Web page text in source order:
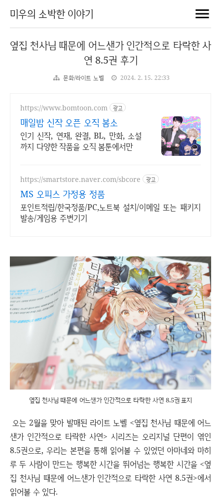
미우의 소박한 이야기
옆집 천사님 때문에 어느샌가 인간적으로 타락한 사
연 8.5권 후기
문화/라이트 노벨 2024. 2. 15. 22:33
https://www.bomtoon.com 광고
매일밤 신작 오픈 오직 봄소
인기 신작, 연재, 완결, BL, 만화, 소설
까지 다양한 작품을 오직 봄툰에서만
https://smartstore.naver.com/sbcore 광고
MS 오피스 가정용 정품
포인트적립/한국정품/PC,노트북 설치/이메일 또는 패키지
발송/게임용 주변기기
옆집 천사님 때문에 어느샌가 인간적으로 타락한 사연 8.5권 표지
오는 2월을 맞아 발매된 라이트 노벨 <옆집 천사님 때문에 어느
샌가 인간적으로 타락한 사연> 시리즈는 오리지널 단편이 엮인
8.5권으로, 우리는 본편을 통해 읽어볼 수 있었던 아마네와 마히
루 두 사람이 만드는 행복한 시간을 뛰어넘는 행복한 시간을 <옆
집 천사님 때문에 어느샌가 인간적으로 타락한 사연 8.5권>에서
읽어볼 수 있다.